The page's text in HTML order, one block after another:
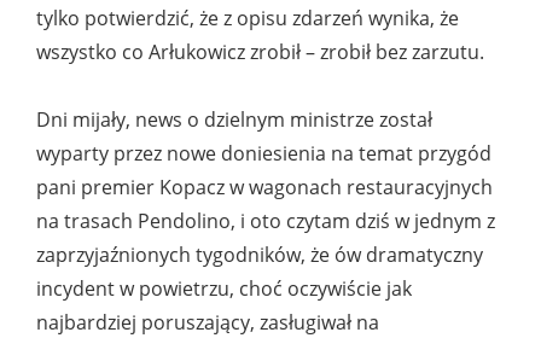
tylko potwierdzić, że z opisu zdarzeń wynika, że
wszystko co Arłukowicz zrobił – zrobił bez zarzutu.
Dni mijały, news o dzielnym ministrze został
wyparty przez nowe doniesienia na temat przygód
pani premier Kopacz w wagonach restauracyjnych
na trasach Pendolino, i oto czytam dziś w jednym z
zaprzyjaźnionych tygodników, że ów dramatyczny
incydent w powietrzu, choć oczywiście jak
najbardziej poruszający, zasługiwał na